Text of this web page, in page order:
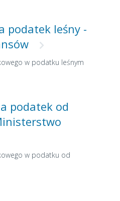
podatek leśny -
w podatku leśnym
podatek od
w podatku od